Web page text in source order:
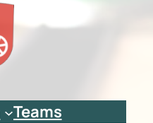
Teams